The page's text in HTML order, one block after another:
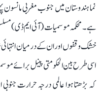
نما ہندوستان میں جنوب مغربی مانسون
ہے۔ محکمہ موسمیات (آئی ایم ڈی)
خشک وقفوں اور ان کے درمیان
اسی طرح بین الحکومتی پینل برائے
کہ بڑھتا ہوا عالمی درجہ حرارت